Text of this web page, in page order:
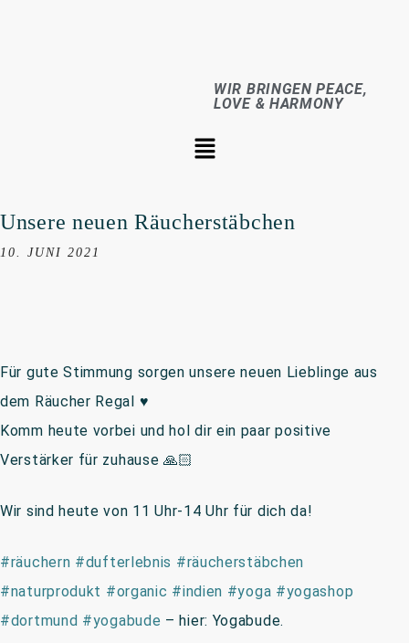
WIR BRINGEN PEACE,
LOVE & HARMONY
Unsere neuen Räucherstäbchen
10. JUNI 2021
Für gute Stimmung sorgen unsere neuen Lieblinge aus
dem Räucher Regal ♥️
Komm heute vorbei und hol dir ein paar positive
Verstärker für zuhause🙏🏻
Wir sind heute von 11 Uhr-14 Uhr für dich da!
#räuchern #dufterlebnis #räucherstäbchen
#naturprodukt #organic #indien #yoga #yogashop
#dortmund #yogabude – hier: Yogabude.